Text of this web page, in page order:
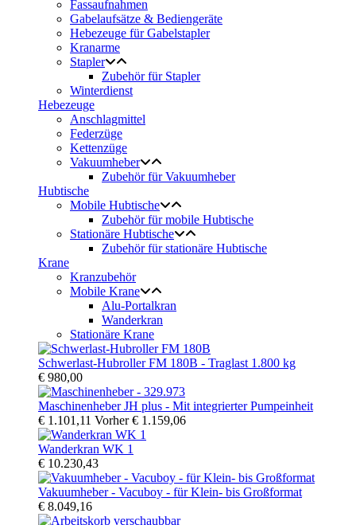
Fassaufnahmen
Gabelaufsätze & Bediengeräte
Hebezeuge für Gabelstapler
Kranarme
Stapler
Zubehör für Stapler
Winterdienst
Hebezeuge
Anschlagmittel
Federzüge
Kettenzüge
Vakuumheber
Zubehör für Vakuumheber
Hubtische
Mobile Hubtische
Zubehör für mobile Hubtische
Stationäre Hubtische
Zubehör für stationäre Hubtische
Krane
Kranzubehör
Mobile Krane
Alu-Portalkran
Wanderkran
Stationäre Krane
Schwerlast-Hubroller FM 180B - Traglast 1.800 kg
€ 980,00
Maschinenheber JH plus - Mit integrierter Pumpeinheit
€ 1.101,11 Vorher€ 1.159,06
Wanderkran WK 1
€ 10.230,43
Vakuumheber - Vacuboy - für Klein- bis Großformat
€ 8.049,16